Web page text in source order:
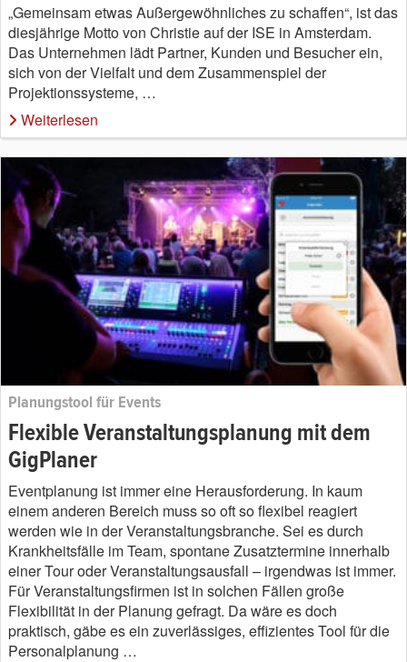
„Gemeinsam etwas Außergewöhnliches zu schaffen“, ist das
diesjährige Motto von Christie auf der ISE in Amsterdam.
Das Unternehmen lädt Partner, Kunden und Besucher ein,
sich von der Vielfalt und dem Zusammenspiel der
Projektionssysteme, …
Weiterlesen
Planungstool für Events
Flexible Veranstaltungsplanung mit dem
GigPlaner
Eventplanung ist immer eine Herausforderung. In kaum
einem anderen Bereich muss so oft so flexibel reagiert
werden wie in der Veranstaltungsbranche. Sei es durch
Krankheitsfälle im Team, spontane Zusatztermine innerhalb
einer Tour oder Veranstaltungsausfall – irgendwas ist immer.
Für Veranstaltungsfirmen ist in solchen Fällen große
Flexibilität in der Planung gefragt. Da wäre es doch
praktisch, gäbe es ein zuverlässiges, effizientes Tool für die
Personalplanung …